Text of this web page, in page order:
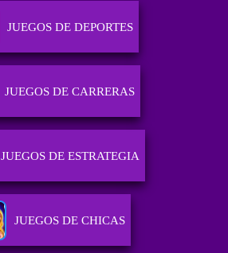
JUEGOS DE DEPORTES
JUEGOS DE CARRERAS
JUEGOS DE ESTRATEGIA
JUEGOS DE CHICAS